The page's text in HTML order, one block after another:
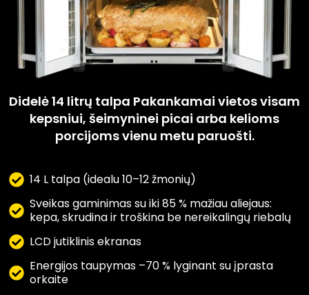
Didelė 14 litrų talpa Pakankamai vietos visam
kepsniui, šeimyninei picai arba kelioms
porcijoms vienu metu paruošti.
14 L talpa (idealu 10–12 žmonių)
Sveikas gaminimas su iki 85 % mažiau aliejaus:
kepa, skrudina ir troškina be nereikalingų riebalų
LCD jutiklinis ekranas
Energijos taupymas –70 % lyginant su įprasta
orkaite